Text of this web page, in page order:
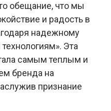
обещание, что мы
и радость в
надежному
Эта
самым теплым и
бренда на
признание